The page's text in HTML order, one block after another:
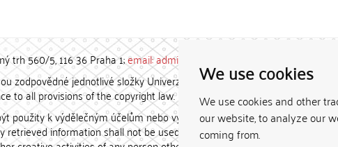
We use cookies
We use cookies and other
our website, to analyze our
coming from.
trh 560/5, 116 36 Praha 1;email: admin-repozitar [at] cuni.cz
zodpovědné jednotlivé složky Univerzity Karlovy. / Each constituent
to all provisions of the copyright law.
použity k výdělečným účelům nebo vydávány za studijní, vědeckou
information shall not be used for any commercial purposes